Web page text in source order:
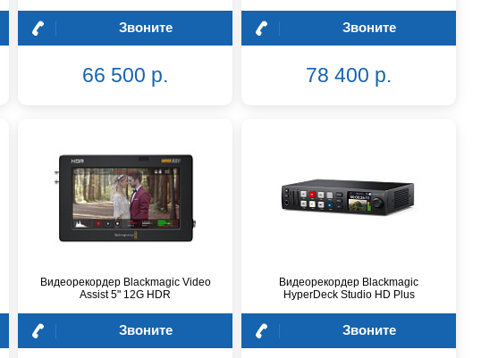
Звоните
66 500 р.
Звоните
78 400 р.
Видеорекордер Blackmagic Video
Assist 5" 12G HDR
Звоните
Видеорекордер Blackmagic
HyperDeck Studio HD Plus
Звоните